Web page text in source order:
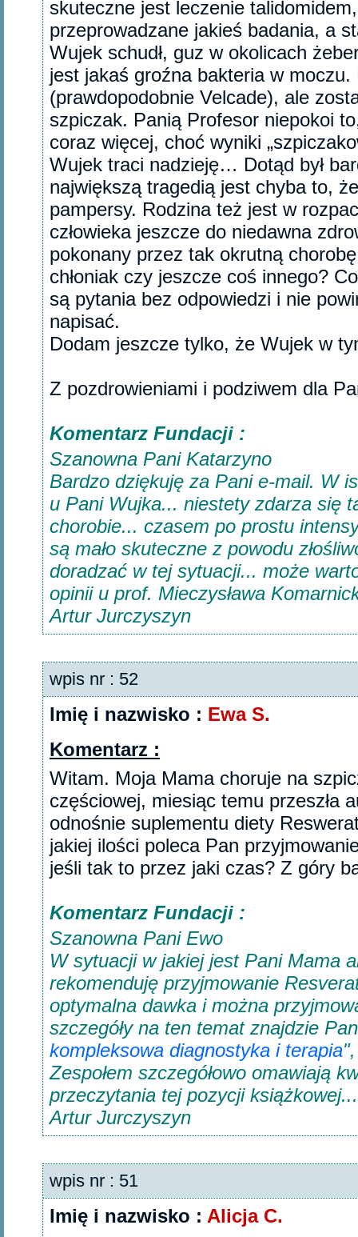
skuteczne jest leczenie
przeprowadzane jakieś badania, a
Wujek schudł, guz w okolicach
jest jakaś groźna bakteria w moczu.
(prawdopodobnie Velcade), ale
szpiczak. Panią Profesor niepokoi
coraz więcej, choć wyniki
Wujek traci nadzieję… Dotąd był
największą tragedią jest chyba to,
pampersy. Rodzina też jest w
człowieka jeszcze do niedawna
pokonany przez tak okrutną
chłoniak czy jeszcze coś innego?
są pytania bez odpowiedzi i nie
napisać.
Dodam jeszcze tylko, że Wujek w
Z pozdrowieniami i podziwem dla
Komentarz Fundacji :
Szanowna Pani Katarzyno
Bardzo dziękuję za Pani e-mail. W
u Pani Wujka... niestety zdarza się
chorobie... czasem po prostu
są mało skuteczne z powodu
doradzać w tej sytuacji... może
opinii u prof. Mieczysława
Artur Jurczyszyn
wpis nr : 52
Imię i nazwisko : Ewa S.
Komentarz :
Witam. Moja Mama choruje na
częściowej, miesiąc temu przeszła
odnośnie suplementu diety
jakiej ilości poleca Pan
jeśli tak to przez jaki czas? Z góry
Komentarz Fundacji :
Szanowna Pani Ewo
W sytuacji w jakiej jest Pani Mama
rekomenduję przyjmowanie
optymalna dawka i można
szczegóły na ten temat znajdzie
kompleksowa diagnostyka i terapia
Zespołem szczegółowo omawiają
przeczytania tej pozycji
Artur Jurczyszyn
wpis nr : 51
Imię i nazwisko : Alicja C.